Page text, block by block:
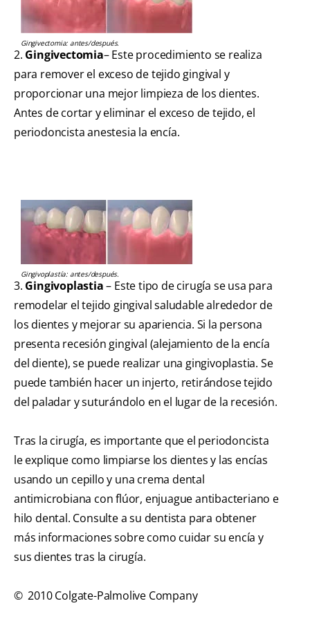
Gingivectomia: antes/después.
2. Gingivectomia– Este procedimiento se realiza
para remover el exceso de tejido gingival y
proporcionar una mejor limpieza de los dientes.
Antes de cortar y eliminar el exceso de tejido, el
periodoncista anestesia la encía.
Gingivoplastía: antes/después.
3. Gingivoplastia– Este tipo de cirugía se usa para
remodelar el tejido gingival saludable alrededor de
los dientes y mejorar su apariencia. Si la persona
presenta recesión gingival (alejamiento de la encía
del diente), se puede realizar una gingivoplastia. Se
puede también hacer un injerto, retirándose tejido
del paladar y suturándolo en el lugar de la recesión.
Tras la cirugía, es importante que el periodoncista
le explique como limpiarse los dientes y las encías
usando un cepillo y una crema dental
antimicrobiana con flúor, enjuague antibacteriano e
hilo dental. Consulte a su dentista para obtener
más informaciones sobre como cuidar su encía y
sus dientes tras la cirugía.
© 2010 Colgate-Palmolive Company